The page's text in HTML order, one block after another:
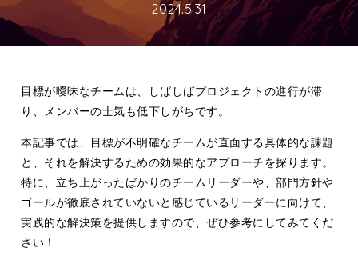
2024.5.31
目標が曖昧なチームは、しばしばプロジェクトの進行が滞
り、メンバーの士気も低下しがちです。
本記事では、目標が不明確なチームが直面する具体的な課題
と、それを解決するための効果的なアプローチを探ります。
特に、立ち上がったばかりのチームリーダーや、部門方針や
ゴールが徹底されていないと感じているリーダーに向けて、
実践的な解決策を提供しますので、ぜひ参考にしてみてくだ
さい！